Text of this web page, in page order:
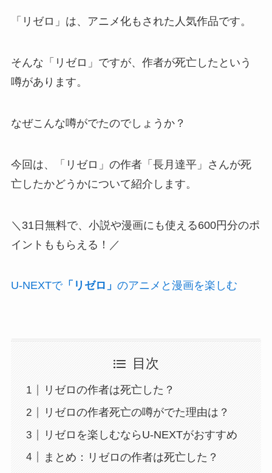
「リゼロ」は、アニメ化もされた人気作品です。
そんな「リゼロ」ですが、作者が死亡したという
噂があります。
なぜこんな噂がでたのでしょうか？
今回は、「リゼロ」の作者「長月達平」さんが死
亡したかどうかについて紹介します。
＼31日無料で、小説や漫画にも使える600円分のポ
イントももらえる！／
U-NEXTで「リゼロ」 のアニメと漫画を楽しむ
目次
リゼロの作者は死亡した？
リゼロの作者死亡の噂がでた理由は？
リゼロを楽しむならU-NEXTがおすすめ
まとめ：リゼロの作者は死亡した？